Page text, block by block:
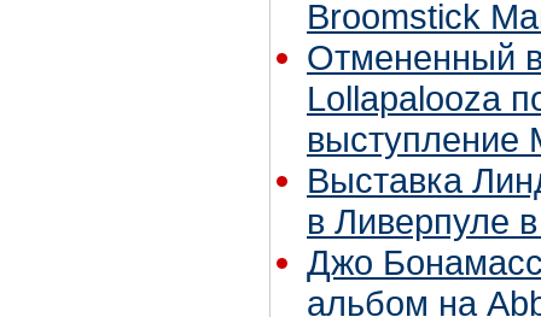
Broomstick
Отмененный
Lollapalooza
выступление
Выставка
в Ливерпуле в
Джо
альбом на